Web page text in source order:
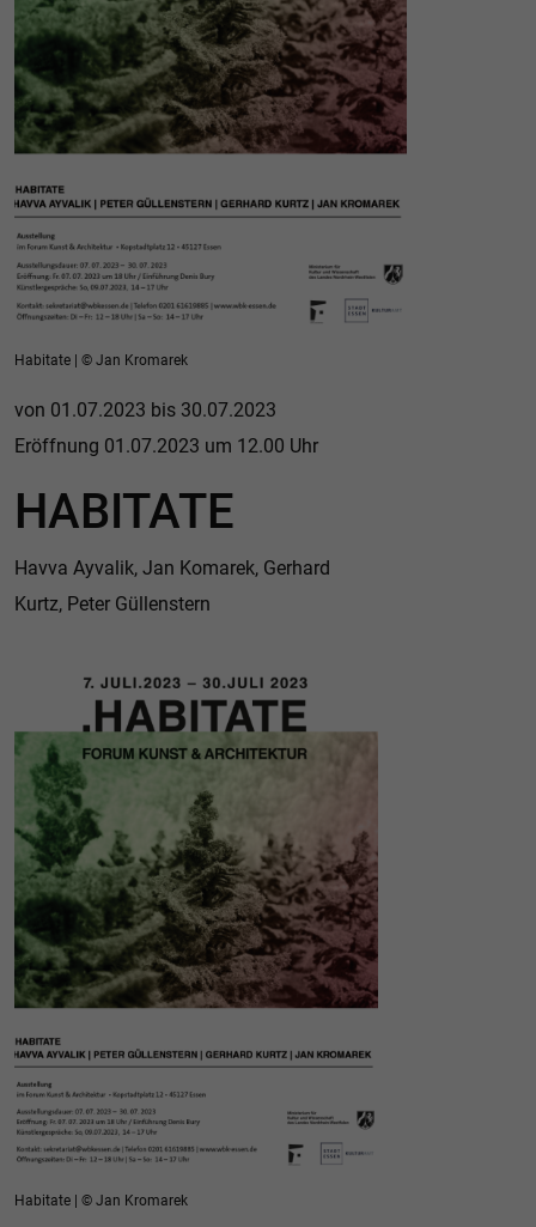
Habitate | © Jan Kromarek
von 01.07.2023 bis 30.07.2023
Eröffnung 01.07.2023 um 12.00 Uhr
HABITATE
Havva Ayvalik, Jan Komarek, Gerhard
Kurtz, Peter Güllenstern
Habitate | © Jan Kromarek